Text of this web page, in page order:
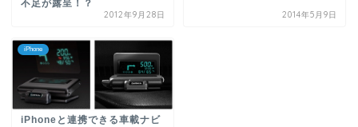
不足が露呈！？
2012年9月28日 2014年5月9日
iPhone
iPhoneと連携できる車載ナビ